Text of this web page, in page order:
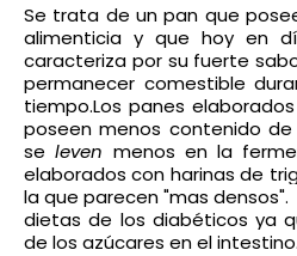
Se trata de un pan que
alimenticia y que hoy en
caracteriza por su fuerte
permanecer comestible
tiempo.Los panes
poseen menos contenido de
seleven menos en la
elaborados con harinas de
la que parecen "mas densos".
dietas de los diabéticos ya
de los azúcares en el intestino.